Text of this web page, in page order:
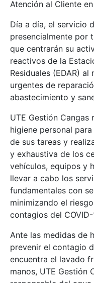
Atención al Cliente
Día a día, el servicio
presencialmente por
que centrarán su
reactivos de la
Residuales (EDAR)
urgentes de
abastecimiento y
UTE Gestión
higiene personal
de sus tareas y
y exhaustiva de los
vehículos, equipos y
llevar a cabo los
fundamentales con
minimizando el
contagios del COVID-
Ante las medidas de
prevenir el contagio
encuentra el lavado
manos, UTE Gestión